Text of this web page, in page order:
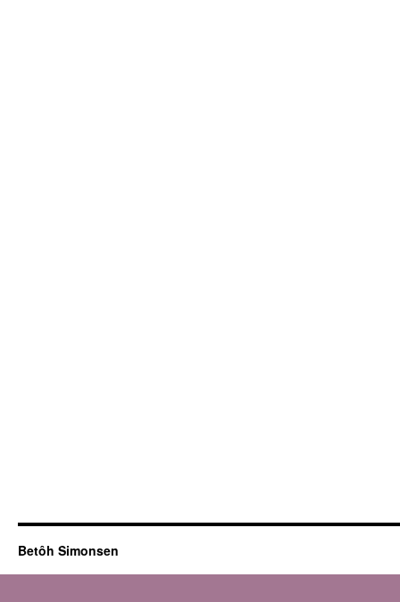
Betôh Simonsen